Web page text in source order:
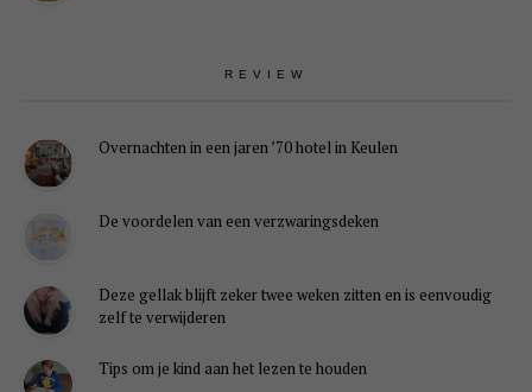
REVIEW
Overnachten in een jaren ’70 hotel in Keulen
De voordelen van een verzwaringsdeken
Deze gellak blijft zeker twee weken zitten en is eenvoudig
zelf te verwijderen
Tips om je kind aan het lezen te houden